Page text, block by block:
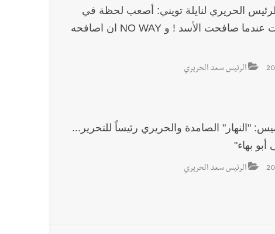
الحريري لنايلة تويني: أصعب لحظة في
حياتي كانت عندما صافحت الأسد ! و NO WAY ان اصافحه
الرئيس سعد الحريري
"النهار" الصامدة والحريري رئيساً للتحرير...
أبو بهاء"
الرئيس سعد الحريري